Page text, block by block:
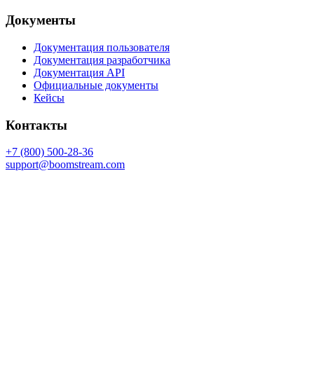
Документы
Документация пользователя
Документация разработчика
Документация API
Официальные документы
Кейсы
Контакты
+7 (800) 500-28-36
support@boomstream.com